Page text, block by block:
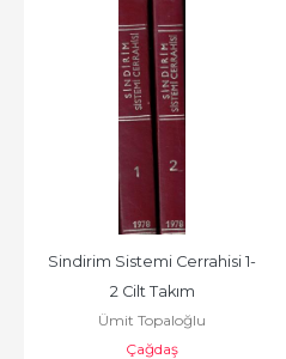
Sindirim Sistemi Cerrahisi 1-
2 Cilt Takım
Ümit Topaloğlu
Çağdaş